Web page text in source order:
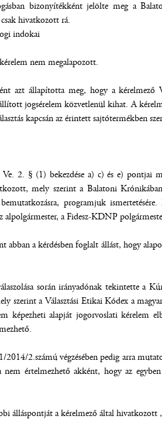
bizonyítékként jelölte meg a
hivatkozott rá.
indokai
nem megalapozott.
azt állapította meg, hogy a kérelmező
jogsérelem közvetlenül kihat. A
kapcsán az érintett sajtótermékben
2. § (1) bekezdése a) c) és e) pontjai
mely szerint a Balatoni
bemutatkozásra, programjuk
alpolgármester, a Fidesz-KDNP
abban a kérdésben foglalt állást, hogy
során irányadónak tekintette a
szerint a Választási Etikai Kódex a
képezheti alapját jogorvoslati kérelem
2.számú végzésében pedig arra
értelmezhető akként, hogy az
álláspontját a kérelmező által hivatkozott